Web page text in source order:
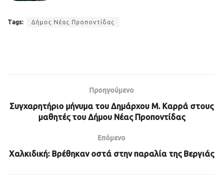
Tags: Δήμος Νέας Προποντίδας
Προηγούμενο
Συγχαρητήριο μήνυμα του Δημάρχου Μ. Καρρά στους
μαθητές του Δήμου Νέας Προποντίδας
Επόμενο
Χαλκιδική: Βρέθηκαν οστά στην παραλία της Βεργιάς